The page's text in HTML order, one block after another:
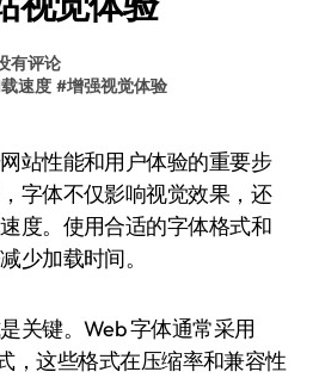
有评论
速度 #增强视觉体验
字体不仅影响视觉效果，还
度。使用合适的字体格式和
少加载时间。
关键。Web 字体通常采用
，这些格式在压缩率和兼容性